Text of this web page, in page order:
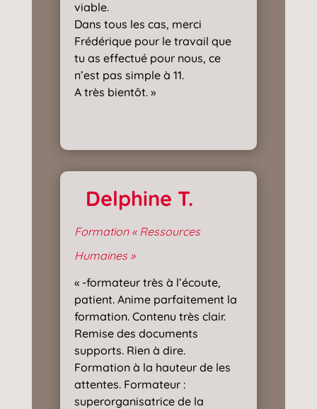
viable.
Dans tous les cas, merci
Frédérique pour le travail que
tu as effectué pour nous, ce
n’est pas simple à 11.
A très bientôt. »
Delphine T.
Formation « Ressources
Humaines »
« -formateur très à l’écoute,
patient. Anime parfaitement la
formation. Contenu très clair.
Remise des documents
supports. Rien à dire.
Formation à la hauteur de les
attentes. Formateur :
superorganisatrice de la